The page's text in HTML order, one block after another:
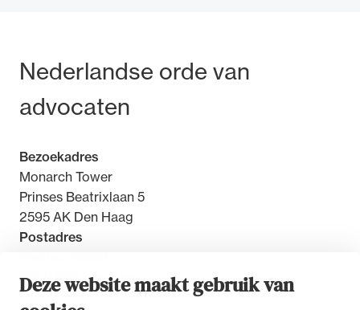
Deze website maakt gebruik van
Bezoek- en postadres
Nederlandse orde van
advocaten
Bezoekadres
Monarch Tower
Prinses Beatrixlaan 5
2595 AK Den Haag
Postadres
2500 GW Den Haag
beroepsuitoefening: van de advocatenpas tot
geheimhoudernummers.